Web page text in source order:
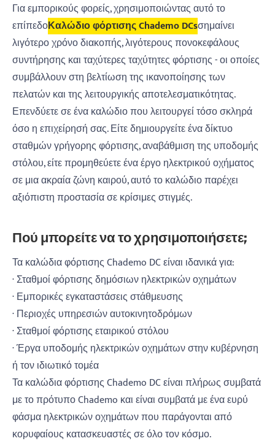
Για εμπορικούς φορείς, χρησιμοποιώντας αυτό το
επίπεδοΚαλώδιο φόρτισης Chademo DCsσημαίνει
λιγότερο χρόνο διακοπής, λιγότερους πονοκεφάλους
συντήρησης και ταχύτερες ταχύτητες φόρτισης - οι οποίες
συμβάλλουν στη βελτίωση της ικανοποίησης των
πελατών και της λειτουργικής αποτελεσματικότητας.
Επενδύετε σε ένα καλώδιο που λειτουργεί τόσο σκληρά
όσο η επιχείρησή σας. Είτε δημιουργείτε ένα δίκτυο
σταθμών γρήγορης φόρτισης, αναβάθμιση της υποδομής
στόλου, είτε προμηθεύετε ένα έργο ηλεκτρικού οχήματος
σε μια ακραία ζώνη καιρού, αυτό το καλώδιο παρέχει
αξιόπιστη προστασία σε κρίσιμες στιγμές.
Πού μπορείτε να το χρησιμοποιήσετε;
Τα καλώδια φόρτισης Chademo DC είναι ιδανικά για:
· Σταθμοί φόρτισης δημόσιων ηλεκτρικών οχημάτων
· Εμπορικές εγκαταστάσεις στάθμευσης
· Περιοχές υπηρεσιών αυτοκινητοδρόμων
· Σταθμοί φόρτισης εταιρικού στόλου
· Έργα υποδομής ηλεκτρικών οχημάτων στην κυβέρνηση
ή τον ιδιωτικό τομέα
Τα καλώδια φόρτισης Chademo DC είναι πλήρως συμβατά
με το πρότυπο Chademo και είναι συμβατά με ένα ευρύ
φάσμα ηλεκτρικών οχημάτων που παράγονται από
κορυφαίους κατασκευαστές σε όλο τον κόσμο.